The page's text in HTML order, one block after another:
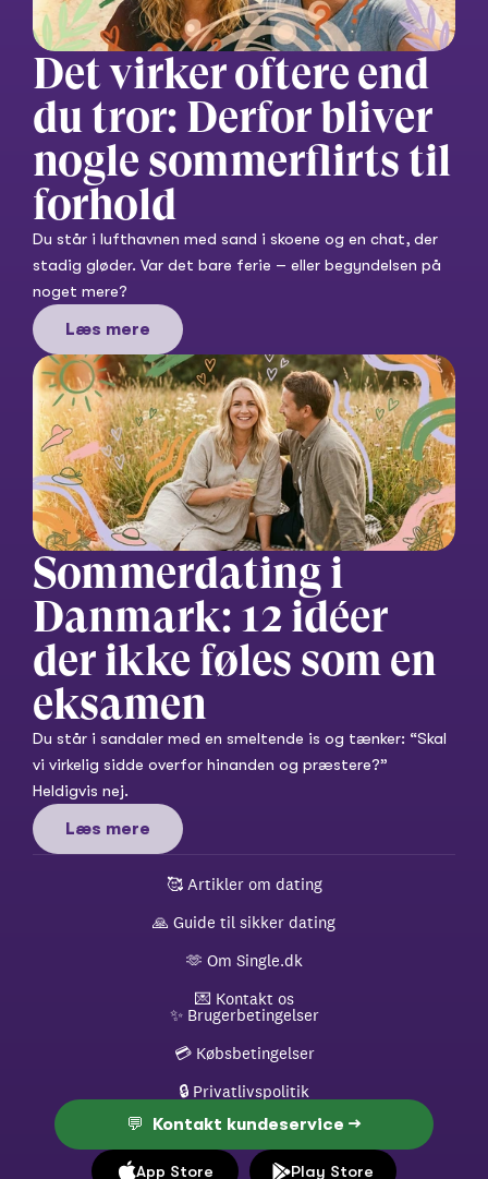
Det virker oftere end
du tror: Derfor bliver
nogle sommerflirts til
forhold
Du står i lufthavnen med sand i skoene og en chat, der
stadig gløder. Var det bare ferie – eller begyndelsen på
noget mere?
Læs mere
Sommerdating i
Danmark: 12 idéer
der ikke føles som en
eksamen
Du står i sandaler med en smeltende is og tænker: “Skal
vi virkelig sidde overfor hinanden og præstere?”
Heldigvis nej.
Læs mere
🥰 Artikler om dating
🙏 Guide til sikker dating
🫶 Om Single.dk
💌 Kontakt os
✨ Brugerbetingelser
💳 Købsbetingelser
🔒 Privatlivspolitik
💬  Kontakt kundeservice →
App Store Play Store